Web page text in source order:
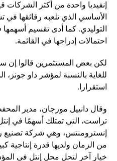
إنفيديا واحدة من أكثر الشركات
الأساسي الذي تلعبه رقائقها في
التوليدي. كما أدى تقسيم أسهمها
احتمالات إدراجها في القائمة.
لكن بعض المستثمرين قالوا إن
للغاية بالنسبة لمؤشر داو جونز،
استقرارا.
وقال دانييل مورجان، مدير
تراست، التي تمتلك أسهمًا في
إنسترومنتس، وهي شركة
من الزمان ولديها قدرة إنتاجية
خيار آخر لتحل محل إنتل في